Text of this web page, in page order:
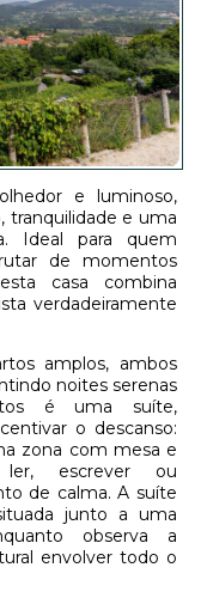
e luminoso,
tranquilidade e uma
Ideal para quem
de momentos
casa combina
verdadeiramente
amplos, ambos
noites serenas
é uma suíte,
o descanso:
zona com mesa e
ler, escrever ou
de calma. A suíte
junto a uma
observa a
envolver todo o